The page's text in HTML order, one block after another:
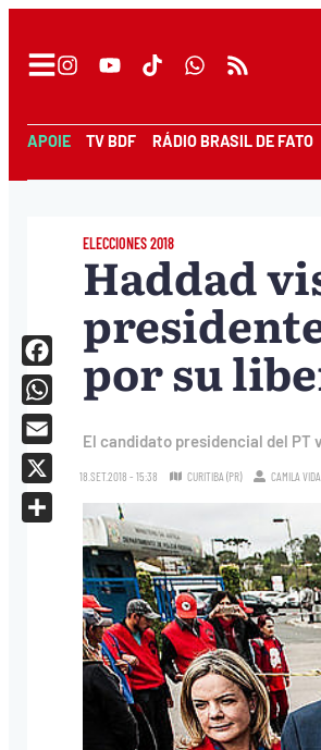
APOIE TV BDF RÁDIO BRASIL DE FATO
ELECCIONES 2018
Haddad
por su
El candidato presidencial del PT
18.SET.2018 - 15:38 CURITIBA (PR) CAMILA VIDA
Facebook
WhatsApp
Email
X